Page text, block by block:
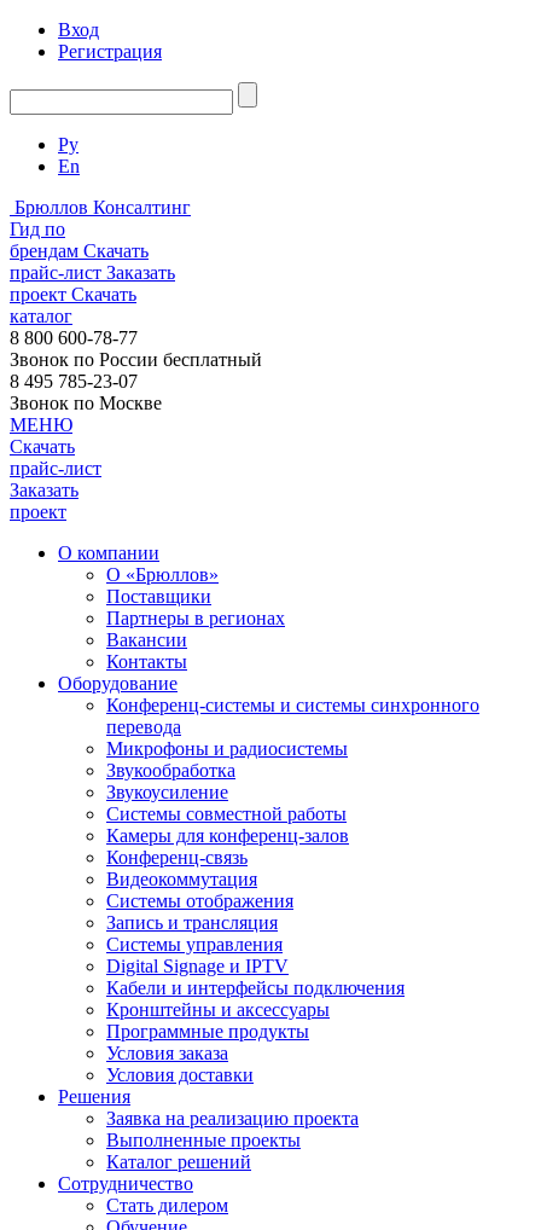
Вход
Регистрация
Ру
En
Брюллов Консалтинг
Гид по
брендам Скачать
прайс-лист Заказать
проект Скачать
каталог
8 800 600-78-77
Звонок по России бесплатный
8 495 785-23-07
Звонок по Москве
МЕНЮ
Скачать
прайс-лист
Заказать
проект
О компании
О «Брюллов»
Поставщики
Партнеры в регионах
Вакансии
Контакты
Оборудование
Конференц-системы и системы синхронного
перевода
Микрофоны и радиосистемы
Звукообработка
Звукоусиление
Системы совместной работы
Камеры для конференц-залов
Конференц-связь
Видеокоммутация
Системы отображения
Запись и трансляция
Системы управления
Digital Signage и IPTV
Кабели и интерфейсы подключения
Кронштейны и аксессуары
Программные продукты
Условия заказа
Условия доставки
Решения
Заявка на реализацию проекта
Выполненные проекты
Каталог решений
Сотрудничество
Стать дилером